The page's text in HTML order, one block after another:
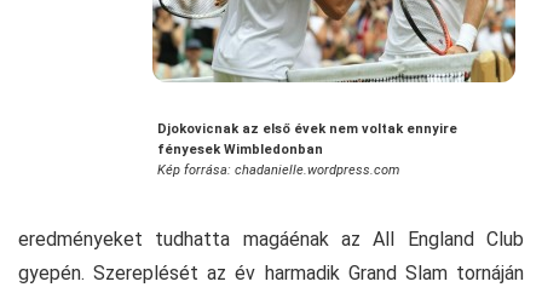
Djokovicnak az első évek nem voltak ennyire
fényesek Wimbledonban
Kép forrása: chadanielle.wordpress.com
eredményeket tudhatta magáénak az All England Club
gyepén. Szereplését az év harmadik Grand Slam tornáján